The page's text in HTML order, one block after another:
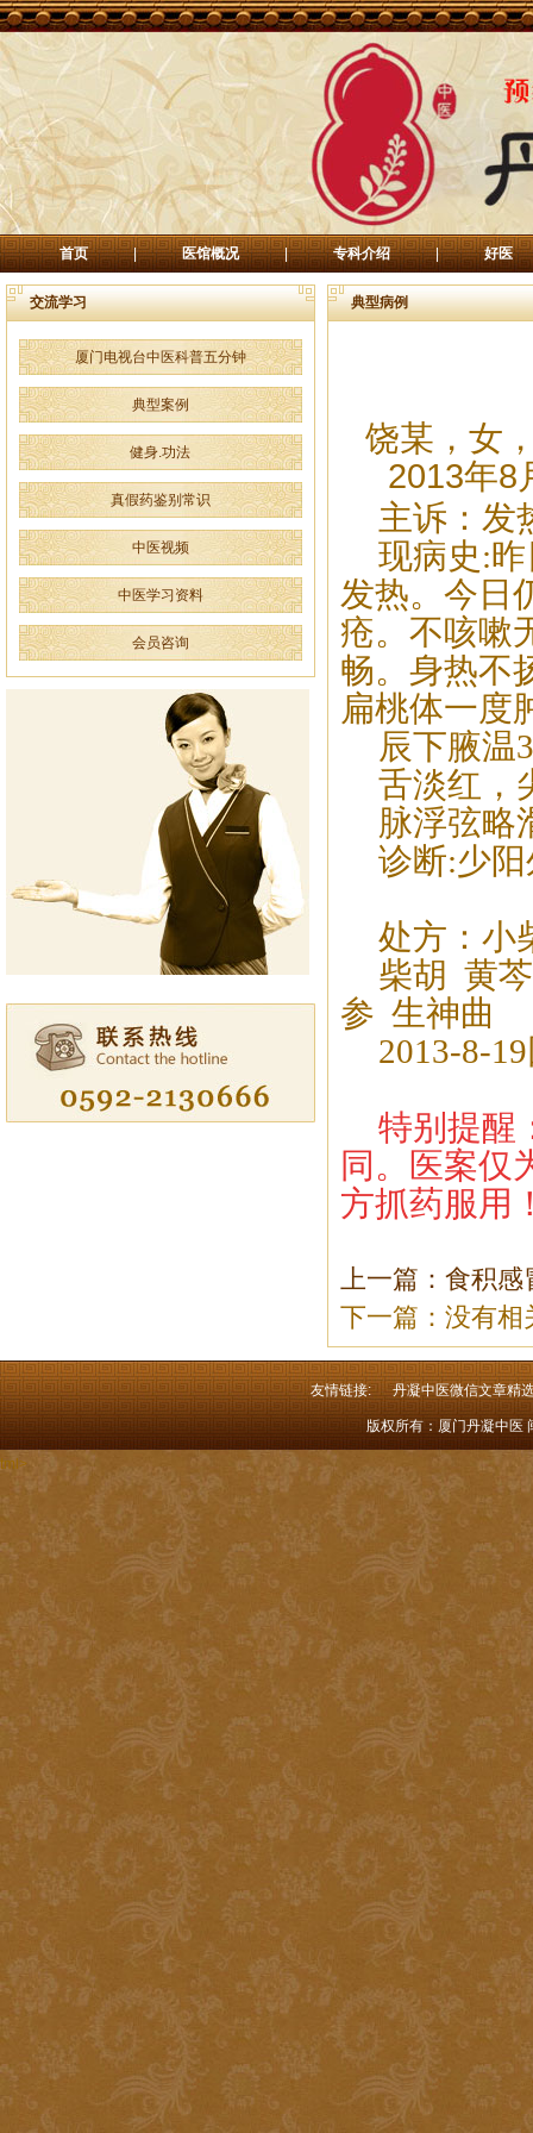
首页 | 医馆概况 | 专科介绍 | 好医
交流学习
厦门电视台中医科普五分钟
典型案例
健身.功法
真假药鉴别常识
中医视频
中医学习资料
会员咨询
典型病例
饶某， 女
2013年8
主诉：发
现病史:
发热。今日
疮。不咳嗽
畅。身热不
扁桃体一度
辰下腋温
舌淡红，
脉浮弦略
诊断:少
处方：小
柴胡 黄
参 生神曲
2013-8-
特别提醒
同。医案仅
方抓药服用
上一篇：食积感
下一篇：没有相
友情链接: 丹凝中医微信文章精
版权所有：厦门丹凝中医
tml>